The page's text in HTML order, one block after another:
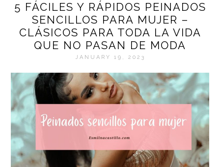
5 FÁCILES Y RÁPIDOS PEINADOS
SENCILLOS PARA MUJER –
CLÁSICOS PARA TODA LA VIDA
QUE NO PASAN DE MODA
JANUARY 19, 2023